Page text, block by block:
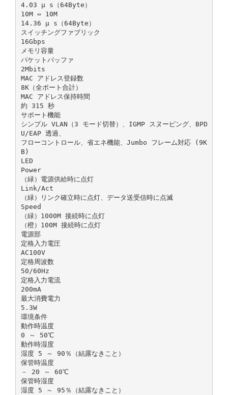
4.03 μ s（64Byte）
10M ⇔ 10M
14.36 μ s（64Byte）
スイッチングファブリック
16Gbps
メモリ容量
パケットバッファ
2Mbits
MAC アドレス登録数
8K（全ポート合計）
MAC アドレス保持時間
約 315 秒
サポート機能
シンプル VLAN（3 モード切替）、IGMP スヌーピング、BPD
U/EAP 透過、
フローコントロール、省エネ機能、Jumbo フレーム対応 (9K
B)
LED
Power
（緑）電源供給時に点灯
Link/Act
（緑）リンク確立時に点灯、データ送受信時に点滅
Speed
（緑）1000M 接続時に点灯
（橙）100M 接続時に点灯
電源部
定格入力電圧
AC100V
定格周波数
50/60Hz
定格入力電流
200mA
最大消費電力
5.3W
環境条件
動作時温度
0 ～ 50℃
動作時湿度
湿度 5 ～ 90％（結露なきこと）
保管時温度
－ 20 ～ 60℃
保管時湿度
湿度 5 ～ 95％（結露なきこと）